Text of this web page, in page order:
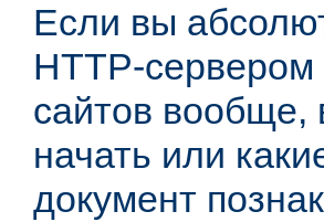
Если вы
HTTP-сервером
сайтов вообще,
начать или
документ